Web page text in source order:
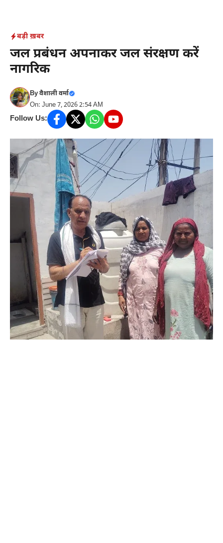
content
बड़ी ख़बर
जल प्रबंधन अपनाकर जल संरक्षण करें
नागरिक
Byवैशाली वर्मा
On: June 7, 2026 2:54 AM
Follow Us: